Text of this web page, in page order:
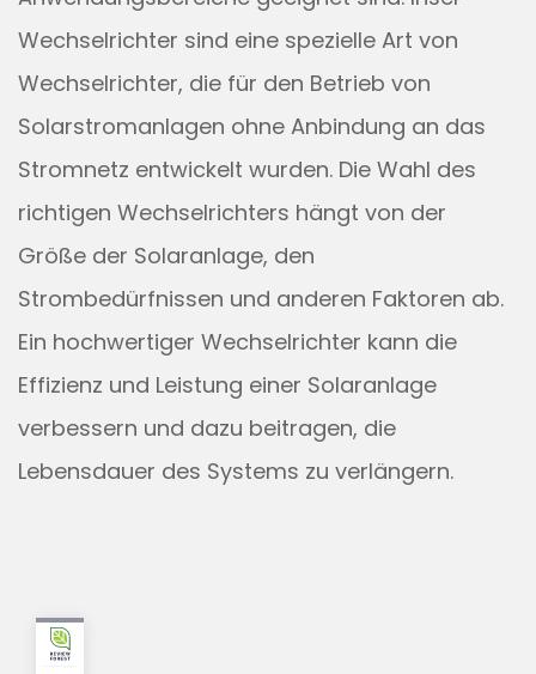
Wechselrichter sind eine spezielle Art von
Wechselrichter, die für den Betrieb von
Solarstromanlagen ohne Anbindung an das
Stromnetz entwickelt wurden. Die Wahl des
richtigen Wechselrichters hängt von der
Größe der Solaranlage, den
Strombedürfnissen und anderen Faktoren ab.
Ein hochwertiger Wechselrichter kann die
Effizienz und Leistung einer Solaranlage
verbessern und dazu beitragen, die
Lebensdauer des Systems zu verlängern.